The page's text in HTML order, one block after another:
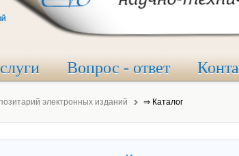
Вопрос - ответ
электронных изданий ⇒ Каталог